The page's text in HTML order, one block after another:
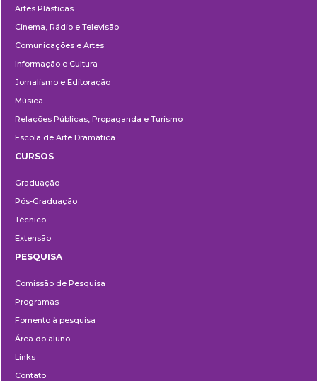
Artes Plásticas
Cinema, Rádio e Televisão
Comunicações e Artes
Informação e Cultura
Jornalismo e Editoração
Música
Relações Públicas, Propaganda e Turismo
Escola de Arte Dramática
CURSOS
Graduação
Pós-Graduação
Técnico
Extensão
PESQUISA
Comissão de Pesquisa
Programas
Fomento à pesquisa
Área do aluno
Links
Contato